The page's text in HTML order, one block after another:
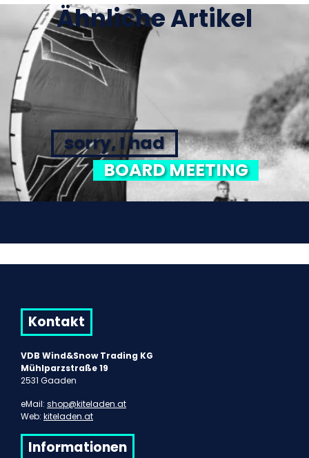
Ähnliche Artikel
sorry, I had
BOARD MEETING
Kontakt
VDB Wind&Snow Trading KG
Mühlparzstraße 19
2531 Gaaden
eMail: shop@kiteladen.at
Web: kiteladen.at
Informationen